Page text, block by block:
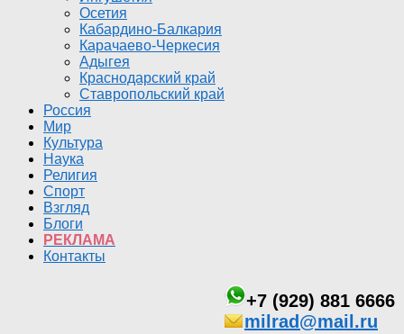
Осетия
Кабардино-Балкария
Карачаево-Черкесия
Адыгея
Краснодарский край
Ставропольский край
Россия
Мир
Культура
Наука
Религия
Спорт
Взгляд
Блоги
РЕКЛАМА
Контакты
+7 (929) 881 6666
milrad@mail.ru